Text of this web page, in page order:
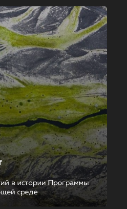
в истории Программы
среде